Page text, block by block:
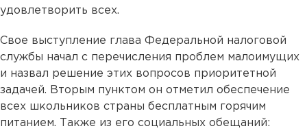
удовлетворить всех.
Свое выступление глава Федеральной налоговой
службы начал с перечисления проблем малоимущих
и назвал решение этих вопросов приоритетной
задачей. Вторым пунктом он отметил обеспечение
всех школьников страны бесплатным горячим
питанием. Также из его социальных обещаний: